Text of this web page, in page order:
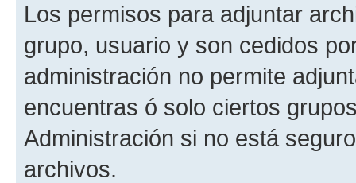
Los permisos para adjuntar
grupo, usuario y son cedidos
administración no permite
encuentras ó solo ciertos
Administración si no está
archivos.